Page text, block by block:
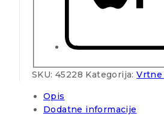
SKU: 45228 Kategorija:
Opis
Dodatne informacije